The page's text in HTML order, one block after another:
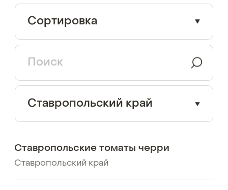
Сортировка
Ставропольский край
Ставропольский край
Ставропольские томаты черри